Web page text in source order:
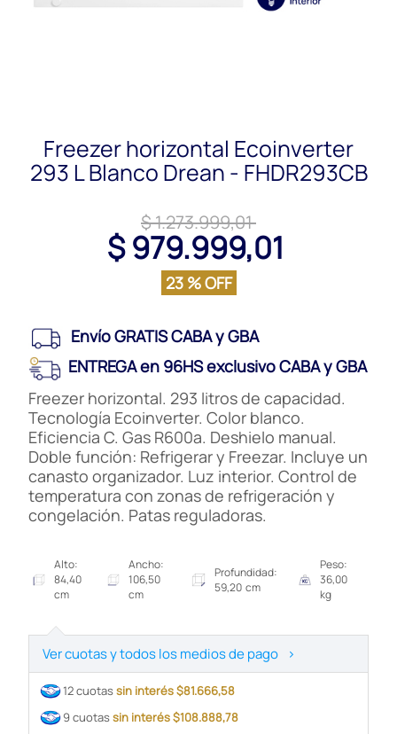
Freezer horizontal Ecoinverter
293 L Blanco Drean - FHDR293CB
$ 1.273.999,01
$ 979.999,01
23 % OFF
Envío GRATIS CABA y GBA
ENTREGA en 96HS exclusivo CABA y GBA
Freezer horizontal. 293 litros de capacidad.
Tecnología Ecoinverter. Color blanco.
Eficiencia C. Gas R600a. Deshielo manual.
Doble función: Refrigerar y Freezar. Incluye un
canasto organizador. Luz interior. Control de
temperatura con zonas de refrigeración y
congelación. Patas reguladoras.
Alto:
84,40
cm
Ancho:
106,50
cm
Profundidad:
59,20 cm
Peso:
36,00
kg
Ver cuotas y todos los medios de pago >
12 cuotassin interés $81.666,58
9 cuotassin interés $108.888,78